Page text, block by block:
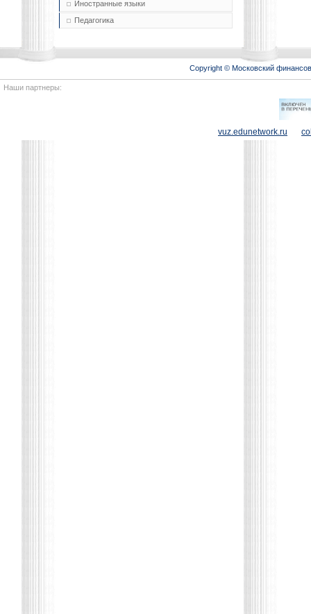
Иностранные языки
Педагогика
Copyright © Московский
Наши партнеры:
vuz.edunetwork.ru